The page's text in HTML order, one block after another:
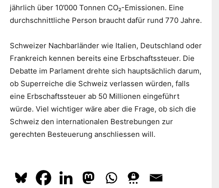
jährlich über 10’000 Tonnen CO₂-Emissionen. Eine
durchschnittliche Person braucht dafür rund 770 Jahre.
Schweizer Nachbarländer wie Italien, Deutschland oder
Frankreich kennen bereits eine Erbschaftssteuer. Die
Debatte im Parlament drehte sich hauptsächlich darum,
ob Superreiche die Schweiz verlassen würden, falls
eine Erbschaftssteuer ab 50 Millionen eingeführt
würde. Viel wichtiger wäre aber die Frage, ob sich die
Schweiz den internationalen Bestrebungen zur
gerechten Besteuerung anschliessen will.